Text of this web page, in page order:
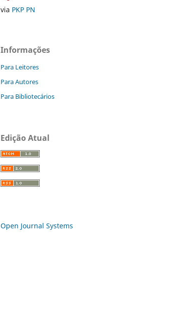
via PKP PN
Informações
Para Leitores
Para Autores
Para Bibliotecários
Edição Atual
Open Journal Systems